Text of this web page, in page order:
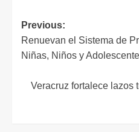
Previous:
Renuevan el Sistema de
Niñas, Niños y
Veracruz fortalece lazos